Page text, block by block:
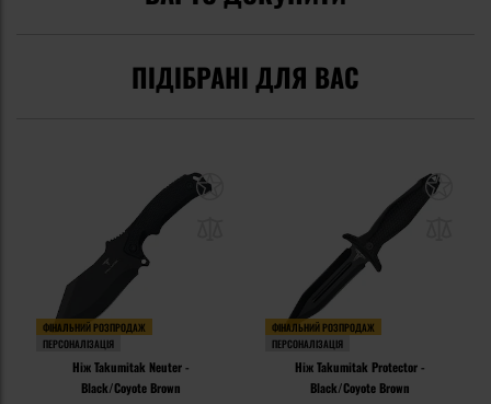
ПІДІБРАНІ ДЛЯ ВАС
ФІНАЛЬНИЙ РОЗПРОДАЖ
ПЕРСОНАЛІЗАЦІЯ
Ніж Takumitak Neuter -
Black/Coyote Brown
ФІНАЛЬНИЙ РОЗПРОДАЖ
ПЕРСОНАЛІЗАЦІЯ
Ніж Takumitak Protector -
Black/Coyote Brown